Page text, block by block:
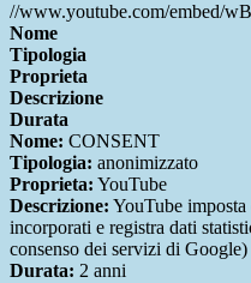
//www.youtube.com/embed/
Nome
Tipologia
Proprieta
Descrizione
Durata
Nome: CONSENT
Tipologia: anonimizzato
Proprieta: YouTube
Descrizione: YouTube
incorporati e registra dati
consenso dei servizi di Google)
Durata: 2 anni